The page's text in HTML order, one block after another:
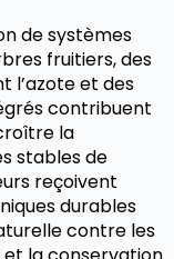
de systèmes
fruitiers, des
l’azote et des
contribuent
la
stables de
reçoivent
durables
contre les